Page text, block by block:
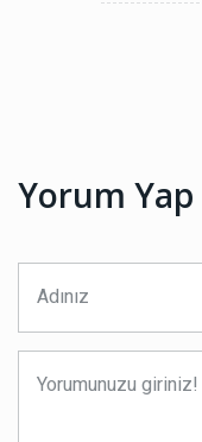
Yorum Yap